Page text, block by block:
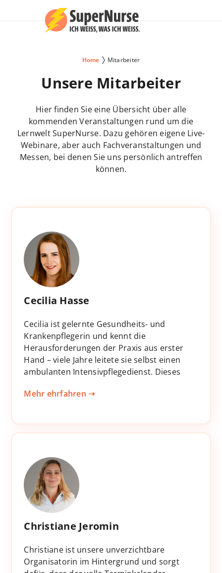
Home Mitarbeiter
Unsere Mitarbeiter
Hier finden Sie eine Übersicht über alle
kommenden Veranstaltungen rund um die
Lernwelt SuperNurse. Dazu gehören eigene Live-
Webinare, aber auch Fachveranstaltungen und
Messen, bei denen Sie uns persönlich antreffen
können.
Cecilia Hasse
Cecilia ist gelernte Gesundheits- und
Krankenpflegerin und kennt die
Herausforderungen der Praxis aus erster
Hand – viele Jahre leitete sie selbst einen
ambulanten Intensivpflegedienst. Dieses
SuperNurse ein. Von den ersten
eine strukturierte, verlässliche und stets
ihrer freundlichen und professionellen Art
stellt sie sicher, dass jede Einrichtung das
volle Potenzial unserer Lernwelt
ausschöpfen kann.
Mehr ehrfahren ➝
Christiane Jeromin
Christiane ist unsere unverzichtbare
Organisatorin im Hintergrund und sorgt